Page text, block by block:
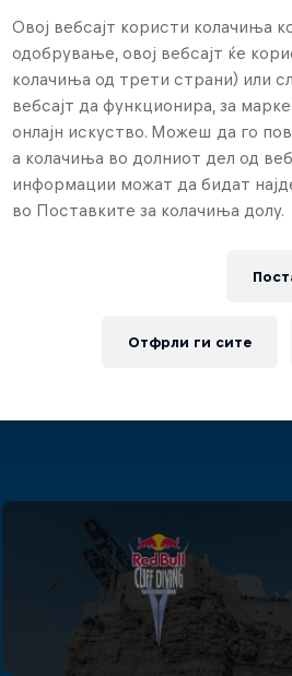
Овој вебсајт користи колачиња
одобрување, овој вебсајт ќе
колачиња од трети страни) или
вебсајт да функционира, за
онлајн искуство. Можеш да го
а колачиња во долниот дел од
информации можат да бидат
во Поставките за колачиња долу.
Отфрли ги сите